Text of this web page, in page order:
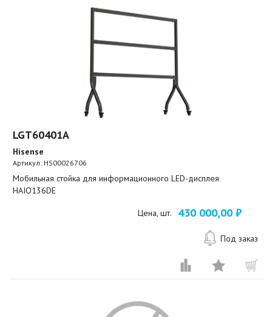
LGT60401A
Hisense
Артикул: HS00026706
Мобильная стойка для информационного LED-дисплея
HAIO136DE
Цена, шт. 430 000,00 ₽
Под заказ